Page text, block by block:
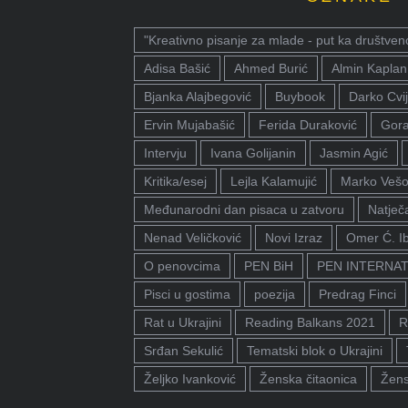
"Kreativno pisanje za mlade - put ka
Adisa Bašić
Ahmed Burić Almin Kaplan
Bjanka Alajbegović
Buybook Darko
Ervin Mujabašić
Ferida Duraković
Intervju
Ivana Golijanin Jasmin Agić
Kritika/esej
Lejla Kalamujić Marko
Međunarodni dan pisaca u zatvoru
Nenad Veličković
Novi Izraz
Omer Ć.
O penovcima
PEN BiH
PEN
Pisci u gostima
poezija Predrag Finci
Rat u Ukrajini
Reading Balkans 2021
Srđan Sekulić
Tematski blok o Ukrajini
Željko Ivanković
Ženska čitaonica